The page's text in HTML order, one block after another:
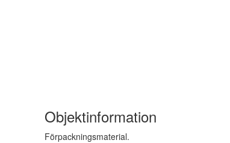
Objektinformation
Förpackningsmaterial.